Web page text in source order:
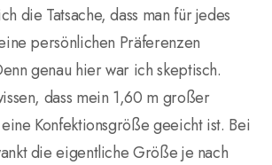
die Tatsache, dass man für jedes
persönlichen Präferenzen
genau hier war ich skeptisch.
dass mein 1,60 m großer
Konfektionsgröße geeicht ist. Bei
die eigentliche Größe je nach